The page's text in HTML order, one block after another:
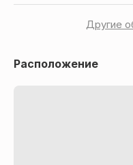
Другие
(пыли, скол, царапин,
Карбоновую пленку
Расположение